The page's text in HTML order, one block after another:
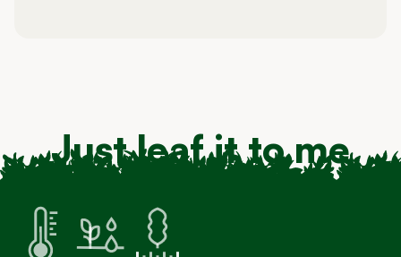
Just leaf it to me